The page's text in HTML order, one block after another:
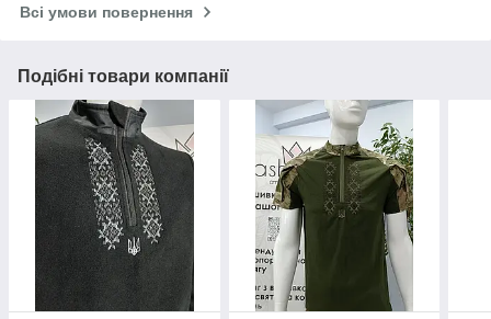
Всі умови повернення
Подібні товари компанії